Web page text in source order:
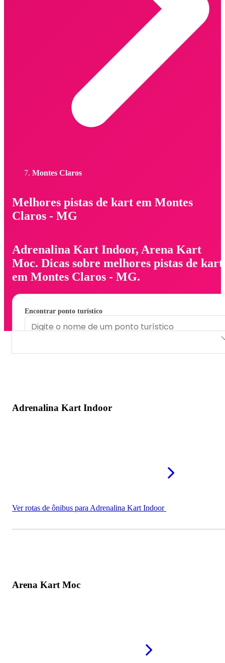
Montes Claros
Melhores pistas de kart em Montes
Claros - MG
Adrenalina Kart Indoor, Arena Kart
Moc. Dicas sobre melhores pistas de kart
em Montes Claros - MG.
Encontrar ponto turístico
Adrenalina Kart Indoor
Ver rotas de ônibus para Adrenalina Kart Indoor
Arena Kart Moc